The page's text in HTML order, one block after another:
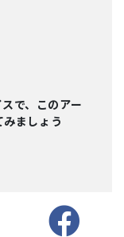
で、このアー
ましょう